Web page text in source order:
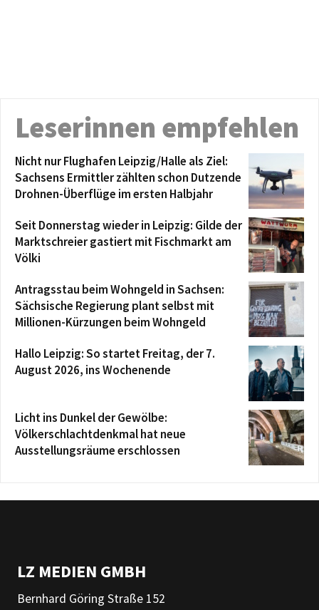
Leserinnen empfehlen
Nicht nur Flughafen Leipzig/Halle als Ziel:
Sachsens Ermittler zählten schon Dutzende
Drohnen-Überflüge im ersten Halbjahr
Seit Donnerstag wieder in Leipzig: Gilde der
Marktschreier gastiert mit Fischmarkt am
Völki
Antragsstau beim Wohngeld in Sachsen:
Sächsische Regierung plant selbst mit
Millionen-Kürzungen beim Wohngeld
Hallo Leipzig: So startet Freitag, der 7.
August 2026, ins Wochenende
Licht ins Dunkel der Gewölbe:
Völkerschlachtdenkmal hat neue
Ausstellungsräume erschlossen
LZ MEDIEN GMBH
Bernhard Göring Straße 152